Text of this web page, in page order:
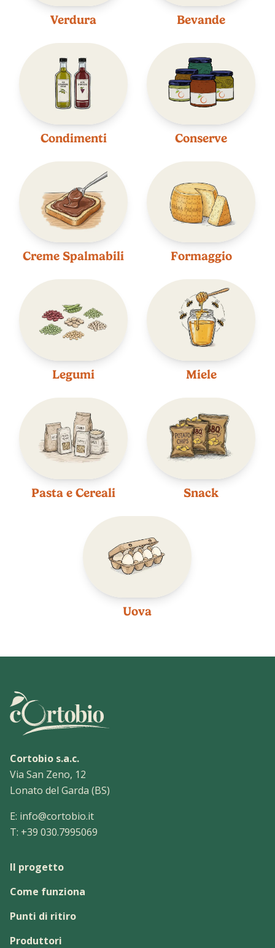
Verdura Bevande
Condimenti Conserve
Creme Spalmabili Formaggio
Legumi Miele
Pasta e Cereali Snack
Uova
Cortobio s.a.c.
Via San Zeno, 12
Lonato del Garda (BS)
E: info@cortobio.it
T: +39 030.7995069
Il progetto
Come funziona
Punti di ritiro
Produttori